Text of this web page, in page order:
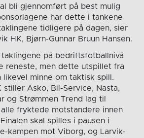
bli gjennomført på best mulig
har dette i tankene
tidligere på dagen, sier
HK, Bjørn-Gunnar Bruun Hansen.
på bedriftsfotballnivå
reneste, men dette utspillet fra
likevel minne om taktisk spill.
stiller Asko, Bil-Service, Nasta,
og Strømmen Trend lag til
fryktede motstandere innen
skal spilles i pausen i
kampen mot Viborg, og Larvik-